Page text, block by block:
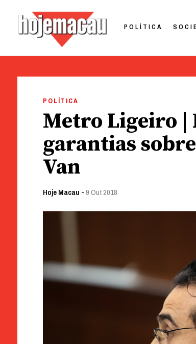
POLÍTICA
POLÍTICA
Metro Ligeiro |
garantias
Van
Hoje Macau - 9 Out 2018